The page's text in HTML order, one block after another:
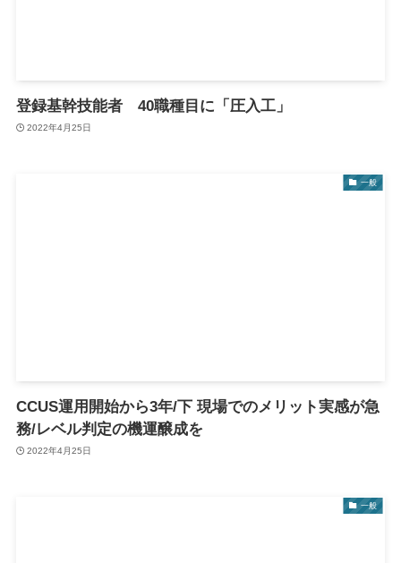
登録基幹技能者 40職種目に「圧入工」
2022年4月25日
一般
CCUS運用開始から3年/下 現場でのメリット実感が急
務/レベル判定の機運醸成を
2022年4月25日
一般